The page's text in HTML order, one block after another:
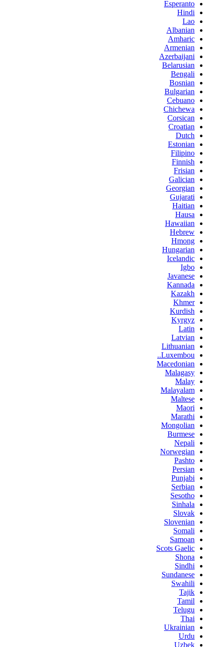
Esperanto
Hindi
Lao
Albanian
Amharic
Armenian
Azerbaijani
Belarusian
Bengali
Bosnian
Bulgarian
Cebuano
Chichewa
Corsican
Croatian
Dutch
Estonian
Filipino
Finnish
Frisian
Galician
Georgian
Gujarati
Haitian
Hausa
Hawaiian
Hebrew
Hmong
Hungarian
Icelandic
Igbo
Javanese
Kannada
Kazakh
Khmer
Kurdish
Kyrgyz
Latin
Latvian
Lithuanian
Luxembou..
Macedonian
Malagasy
Malay
Malayalam
Maltese
Maori
Marathi
Mongolian
Burmese
Nepali
Norwegian
Pashto
Persian
Punjabi
Serbian
Sesotho
Sinhala
Slovak
Slovenian
Somali
Samoan
Scots Gaelic
Shona
Sindhi
Sundanese
Swahili
Tajik
Tamil
Telugu
Thai
Ukrainian
Urdu
Uzbek